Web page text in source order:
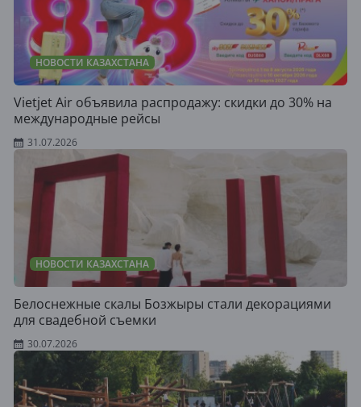
НОВОСТИ КАЗАХСТАНА
Vietjet Air объявила распродажу: скидки до 30% на
международные рейсы
31.07.2026
НОВОСТИ КАЗАХСТАНА
Белоснежные скалы Бозжыры стали декорациями
для свадебной съемки
30.07.2026